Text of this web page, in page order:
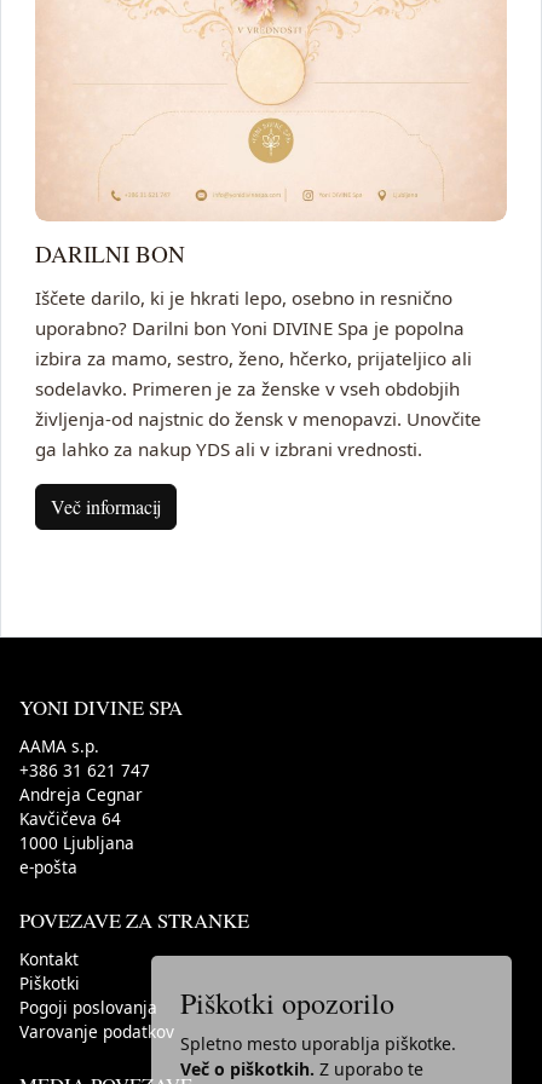
DARILNI BON
Iščete darilo, ki je hkrati lepo, osebno in resnično
uporabno? Darilni bon Yoni DIVINE Spa je popolna
izbira za mamo, sestro, ženo, hčerko, prijateljico ali
sodelavko. Primeren je za ženske v vseh obdobjih
življenja-od najstnic do žensk v menopavzi. Unovčite
ga lahko za nakup YDS ali v izbrani vrednosti.
Več informacij
YONI DIVINE SPA
AAMA s.p.
+386 31 621 747
Andreja Cegnar
Kavčičeva 64
1000 Ljubljana
e-pošta
POVEZAVE ZA STRANKE
Kontakt
Piškotki
Pogoji poslovanja
Varovanje podatkov
Piškotki opozorilo
Spletno mesto uporablja piškotke.
Več o piškotkih. Z uporabo te